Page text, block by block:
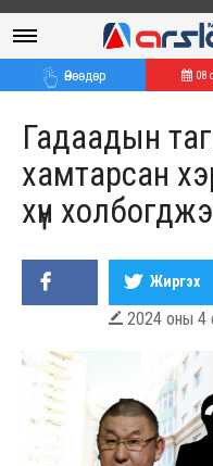
Өнөөдөр 08
Гадаадын
хамтарсан
хүн
Жиргэх
 2024 оны 4